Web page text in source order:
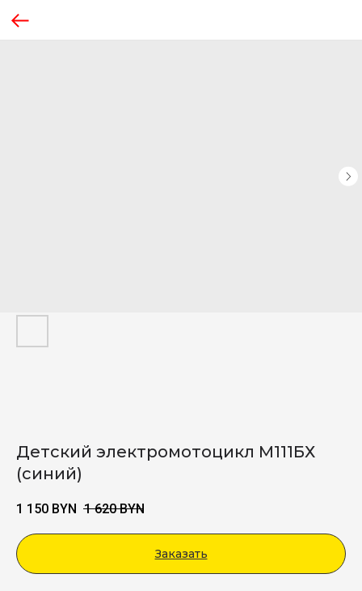
Детский электромотоцикл М111БХ
(синий)
1 150 BYN 1 620 BYN
Заказать